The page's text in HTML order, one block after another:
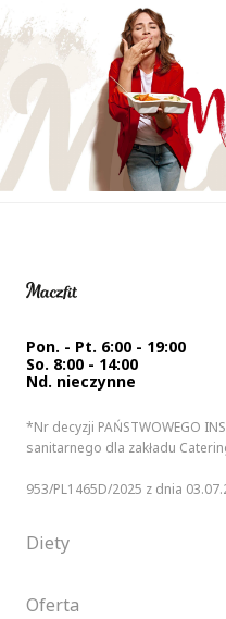
Pon. - Pt. 6:00 - 19:00
So. 8:00 - 14:00
Nd. nieczynne
*Nr decyzji PAŃSTWOWEGO
sanitarnego dla zakładu
953/PL1465D/2025 z dnia
Diety
Oferta